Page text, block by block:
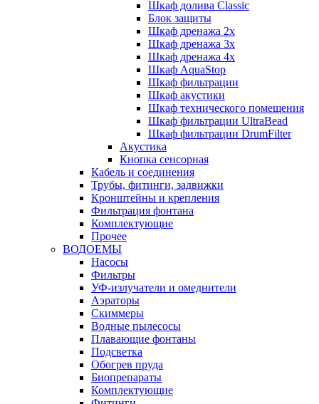
Шкаф долива Classic
Блок защиты
Шкаф дренажа 2x
Шкаф дренажа 3x
Шкаф дренажа 4x
Шкаф AquaStop
Шкаф фильтрации
Шкаф акустики
Шкаф технического помещения
Шкаф фильтрации UltraBead
Шкаф фильтрации DrumFilter
Акустика
Кнопка сенсорная
Кабель и соединения
Трубы, фитинги, задвижки
Кронштейны и крепления
Фильтрация фонтана
Комплектующие
Прочее
ВОДОЕМЫ
Насосы
Фильтры
УФ-излучатели и омеднители
Аэраторы
Cкиммеры
Водные пылесосы
Плавающие фонтаны
Подсветка
Обогрев пруда
Биопрепараты
Комплектующие